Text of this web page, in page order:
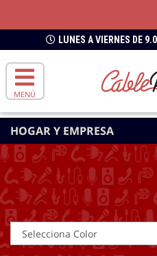
LUNES A VIERNES DE
MENÚ
HOGAR Y EMPRESA